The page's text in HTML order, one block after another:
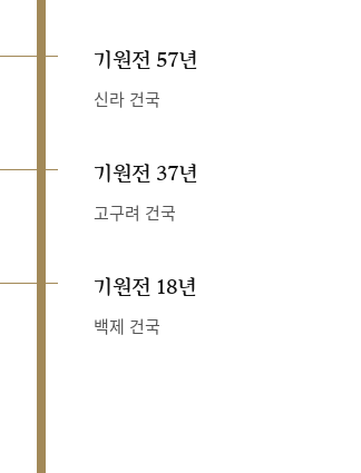
기원전 57년
신라 건국
기원전 37년
고구려 건국
기원전 18년
백제 건국